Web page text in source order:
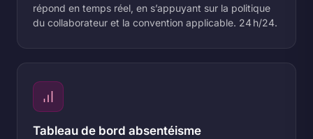
répond en temps réel, en s’appuyant sur la politique
du collaborateur et la convention applicable. 24 h/24.
Tableau de bord absentéisme